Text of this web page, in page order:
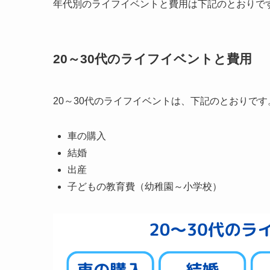
年代別のライフイベントと費用は下記のとおりで
20～30代のライフイベントと費用
20～30代のライフイベントは、下記のとおりです
車の購入
結婚
出産
子どもの教育費（幼稚園～小学校）